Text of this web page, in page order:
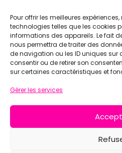
Pour offrir les meilleures
technologies telles que les cookies
informations des appareils. Le fait
nous permettra de traiter des
de navigation ou les ID uniques sur
consentir ou de retirer son
sur certaines caractéristiques et
Gérer les services
Karting ludo-éducatif
AIDE
Chatbot IA Maurice
Infos pratiques
INFORMATIONS
Loca'Gonfle Eurl Z.A RODOLPHE,